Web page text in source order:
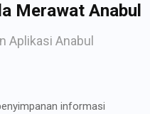
Merawat Anabul
Aplikasi Anabul
informasi